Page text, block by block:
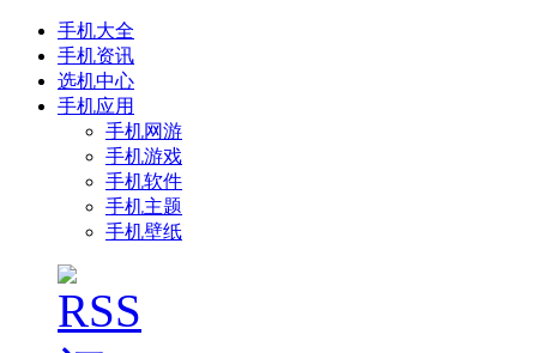
手机大全
手机资讯
选机中心
手机应用
手机网游
手机游戏
手机软件
手机主题
手机壁纸